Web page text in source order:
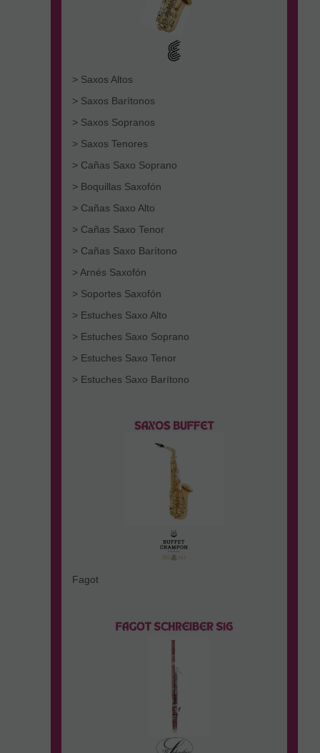
> Saxos Altos
> Saxos Barítonos
> Saxos Sopranos
> Saxos Tenores
> Cañas Saxo Soprano
> Boquillas Saxofón
> Cañas Saxo Alto
> Cañas Saxo Tenor
> Cañas Saxo Barítono
> Arnés Saxofón
> Soportes Saxofón
> Estuches Saxo Alto
> Estuches Saxo Soprano
> Estuches Saxo Tenor
> Estuches Saxo Barítono
Fagot